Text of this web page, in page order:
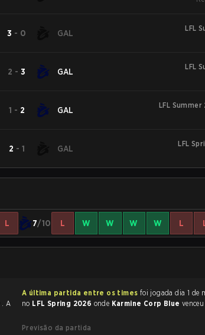
3 - 0 GAL
LFL
2 -3 GAL
LFL
1 - 2 GAL
LFL
2 - 1 GAL
LFL
L 7/10 L W W W W L
. A
A última partida entre os times
no LFL Spring 2026 onde Karmine Corp Blue venceu
Previsão da partida